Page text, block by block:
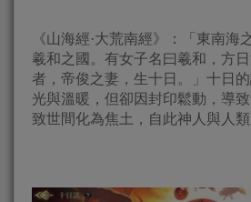
《山海經·大荒南經》：「東南海
羲和之國。有女子名曰羲和，方
者，帝俊之妻，生十日。」十日
光與溫暖，但卻因封印鬆動，導
致世間化為焦土，自此神人與人類